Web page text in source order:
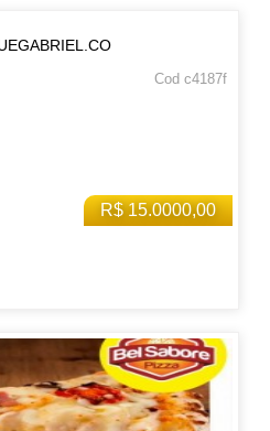
R$ 15.0000,00
Cod c4187f